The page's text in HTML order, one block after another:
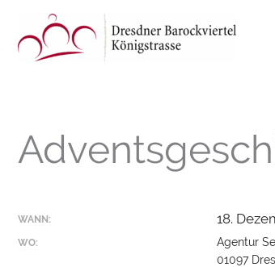
springen
WANN: 18.
WO:
Agentur
01097